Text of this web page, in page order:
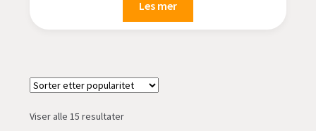
Les mer
Viser alle 15 resultaterSortert